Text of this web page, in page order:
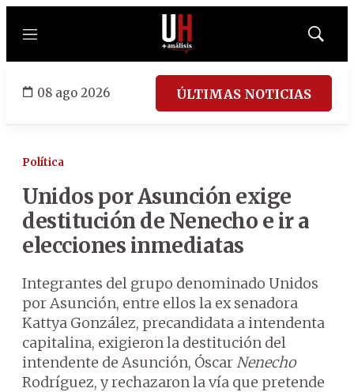
Menú
Mostrar
08 ago 2026 ÚLTIMAS NOTICIAS
Política
Unidos por Asunción exige
destitución de Nenecho e ir a
elecciones inmediatas
Integrantes del grupo denominado Unidos
por Asunción, entre ellos la ex senadora
Kattya González, precandidata a intendenta
capitalina, exigieron la destitución del
intendente de Asunción, ÓscarNenecho
Rodríguez, y rechazaron la vía que pretende